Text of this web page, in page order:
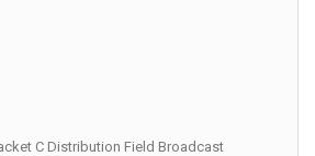
C Distribution Field Broadcast